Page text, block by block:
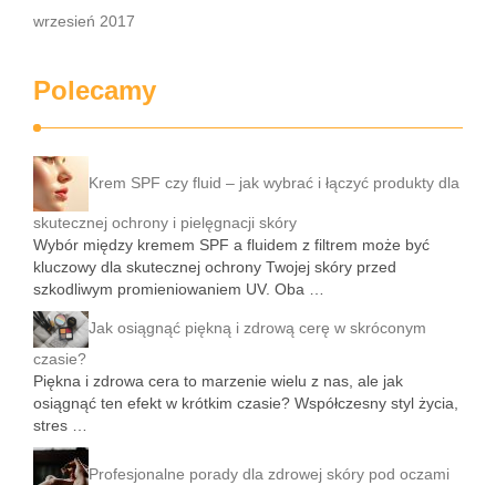
wrzesień 2017
Polecamy
Krem SPF czy fluid – jak wybrać i łączyć produkty dla
skutecznej ochrony i pielęgnacji skóry
Wybór między kremem SPF a fluidem z filtrem może być
kluczowy dla skutecznej ochrony Twojej skóry przed
szkodliwym promieniowaniem UV. Oba …
Jak osiągnąć piękną i zdrową cerę w skróconym
czasie?
Piękna i zdrowa cera to marzenie wielu z nas, ale jak
osiągnąć ten efekt w krótkim czasie? Współczesny styl życia,
stres …
Profesjonalne porady dla zdrowej skóry pod oczami